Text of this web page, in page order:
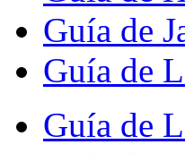
Guía de
Guía de
Guía de